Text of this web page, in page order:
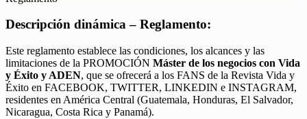
Descripción dinámica – Reglamento:
Este reglamento establece las condiciones, los alcances y las
limitaciones de la PROMOCIÓN Máster de los negocios con Vida
y Éxito y ADEN, que se ofrecerá a los FANS de la Revista Vida y
Éxito en FACEBOOK, TWITTER, LINKEDIN e INSTAGRAM,
residentes en América Central (Guatemala, Honduras, El Salvador,
Nicaragua, Costa Rica y Panamá).